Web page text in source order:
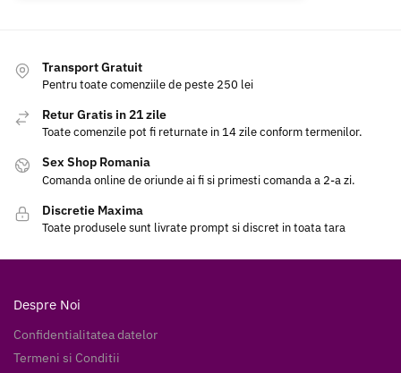
Transport Gratuit
Pentru toate comenziile de peste 250 lei
Retur Gratis in 21 zile
Toate comenzile pot fi returnate in 14 zile conform termenilor.
Sex Shop Romania
Comanda online de oriunde ai fi si primesti comanda a 2-a zi.
Discretie Maxima
Toate produsele sunt livrate prompt si discret in toata tara
Despre Noi
Confidentialitatea datelor
Termeni si Conditii